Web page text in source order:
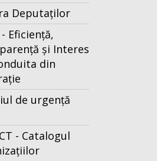
Deputaților
- Eficiență,
și Interes
din
de urgență
- Catalogul